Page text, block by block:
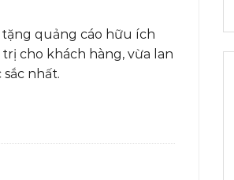
tặng quảng cáo hữu ích
cho khách hàng, vừa lan
nhất.